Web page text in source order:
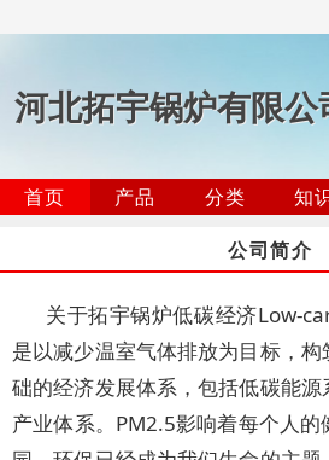
河北拓宇锅炉有限公
首页 产品 分类 知
公司简介
关于拓宇锅炉低碳经济Low-
是以减少温室气体排放为目标，
础的经济发展体系，包括低碳能
产业体系。PM2.5影响着每个人